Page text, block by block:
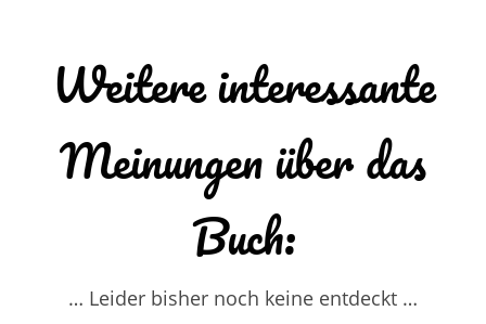
Weitere interessante
Meinungen über das
Buch:
… Leider bisher noch keine entdeckt …